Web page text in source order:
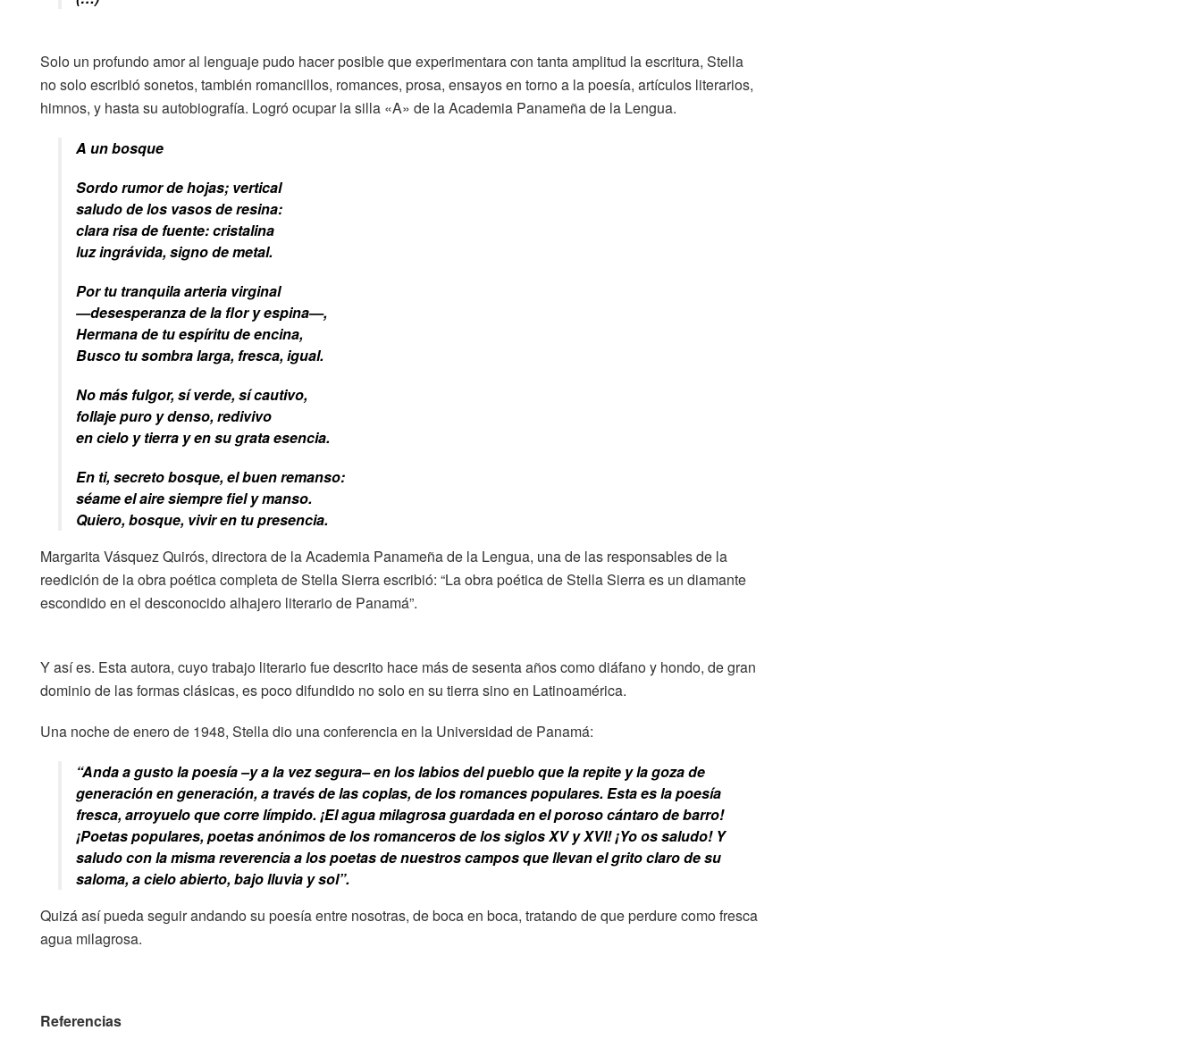
Solo un profundo amor al lenguaje pudo hacer posible que experimentara con tanta amplitud la escritura, Stella
no solo escribió sonetos, también romancillos, romances, prosa, ensayos en torno a la poesía, artículos literarios,
himnos, y hasta su autobiografía. Logró ocupar la silla «A» de la Academia Panameña de la Lengua.
A un bosque
Sordo rumor de hojas; vertical
saludo de los vasos de resina:
clara risa de fuente: cristalina
luz ingrávida, signo de metal.
Por tu tranquila arteria virginal
—desesperanza de la flor y espina—,
Hermana de tu espíritu de encina,
Busco tu sombra larga, fresca, igual.
No más fulgor, sí verde, sí cautivo,
follaje puro y denso, redivivo
en cielo y tierra y en su grata esencia.
En ti, secreto bosque, el buen remanso:
séame el aire siempre fiel y manso.
Quiero, bosque, vivir en tu presencia.
Margarita Vásquez Quirós, directora de la Academia Panameña de la Lengua, una de las responsables de la
reedición de la obra poética completa de Stella Sierra escribió: “La obra poética de Stella Sierra es un diamante
escondido en el desconocido alhajero literario de Panamá”.
Y así es. Esta autora, cuyo trabajo literario fue descrito hace más de sesenta años como diáfano y hondo, de gran
dominio de las formas clásicas, es poco difundido no solo en su tierra sino en Latinoamérica.
Una noche de enero de 1948, Stella dio una conferencia en la Universidad de Panamá:
“Anda a gusto la poesía –y a la vez segura– en los labios del pueblo que la repite y la goza de
generación en generación, a través de las coplas, de los romances populares. Esta es la poesía
fresca, arroyuelo que corre límpido. ¡El agua milagrosa guardada en el poroso cántaro de barro!
¡Poetas populares, poetas anónimos de los romanceros de los siglos XV y XVI! ¡Yo os saludo! Y
saludo con la misma reverencia a los poetas de nuestros campos que llevan el grito claro de su
saloma, a cielo abierto, bajo lluvia y sol”.
Quizá así pueda seguir andando su poesía entre nosotras, de boca en boca, tratando de que perdure como fresca
agua milagrosa.
Referencias